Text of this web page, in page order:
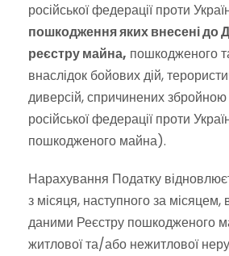
російської федерації проти
пошкодження яких внесені до
реєстру майна, пошкодженого
внаслідок бойових дій,
диверсій, спричинених збройною
російської федерації проти
пошкодженого майна).
Нарахування Податку
з місяця, наступного за місяцем,
даними Реєстру пошкодженого
житлової та/або нежитлової